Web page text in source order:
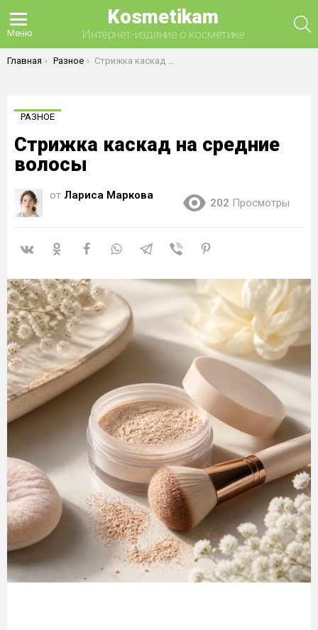
Меню
Kosmetikam
Интернет-издание о косметике
Вы здесь:
Главная Разное Стрижка каскад на средние волосы
РАЗНОЕ
Стрижка каскад на средние
волосы
от Лариса Маркова
202 Просмотры